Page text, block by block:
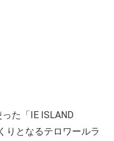
た「IE ISLAND
りとなるテロワールラ